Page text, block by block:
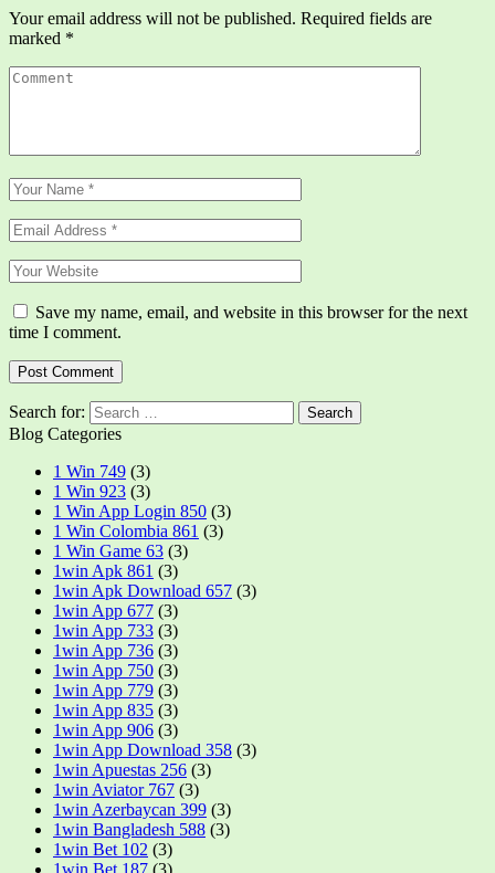
Your email address will not be published. Required fields are
marked *
Save my name, email, and website in this browser for the next
time I comment.
Search for:
Blog Categories
1 Win 749 (3)
1 Win 923 (3)
1 Win App Login 850 (3)
1 Win Colombia 861 (3)
1 Win Game 63 (3)
1win Apk 861 (3)
1win Apk Download 657 (3)
1win App 677 (3)
1win App 733 (3)
1win App 736 (3)
1win App 750 (3)
1win App 779 (3)
1win App 835 (3)
1win App 906 (3)
1win App Download 358 (3)
1win Apuestas 256 (3)
1win Aviator 767 (3)
1win Azerbaycan 399 (3)
1win Bangladesh 588 (3)
1win Bet 102 (3)
1win Bet 187 (3)